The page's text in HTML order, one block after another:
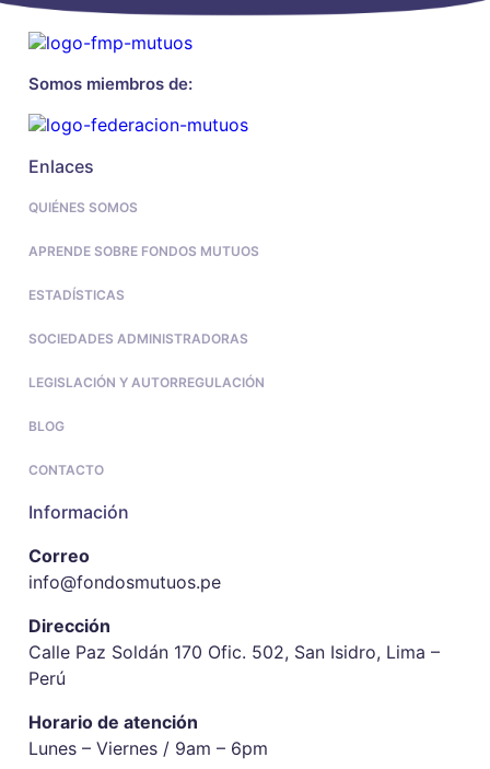
Somos miembros de:
Enlaces
QUIÉNES SOMOS
APRENDE SOBRE FONDOS MUTUOS
ESTADÍSTICAS
SOCIEDADES ADMINISTRADORAS
LEGISLACIÓN Y AUTORREGULACIÓN
BLOG
CONTACTO
Información
Correo
info@fondosmutuos.pe
Dirección
Calle Paz Soldán 170 Ofic. 502, San Isidro, Lima –
Perú
Horario de atención
Lunes – Viernes / 9am – 6pm